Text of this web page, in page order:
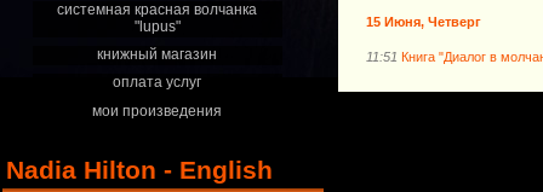
системная красная волчанка
"lupus"
книжный магазин
оплата услуг
мои произведения
Nadia Hilton - English
15 Июня, Четверг
11:51 Книга "Диалог в